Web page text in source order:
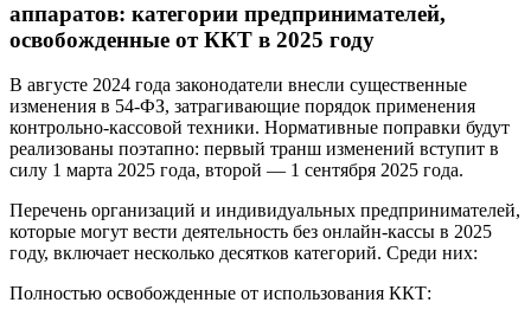
аппаратов: категории предпринимателей,
освобожденные от ККТ в 2025 году
В августе 2024 года законодатели внесли существенные
изменения в 54-ФЗ, затрагивающие порядок применения
контрольно-кассовой техники. Нормативные поправки будут
реализованы поэтапно: первый транш изменений вступит в
силу 1 марта 2025 года, второй — 1 сентября 2025 года.
Перечень организаций и индивидуальных предпринимателей,
которые могут вести деятельность без онлайн-кассы в 2025
году, включает несколько десятков категорий. Среди них:
Полностью освобожденные от использования ККТ: